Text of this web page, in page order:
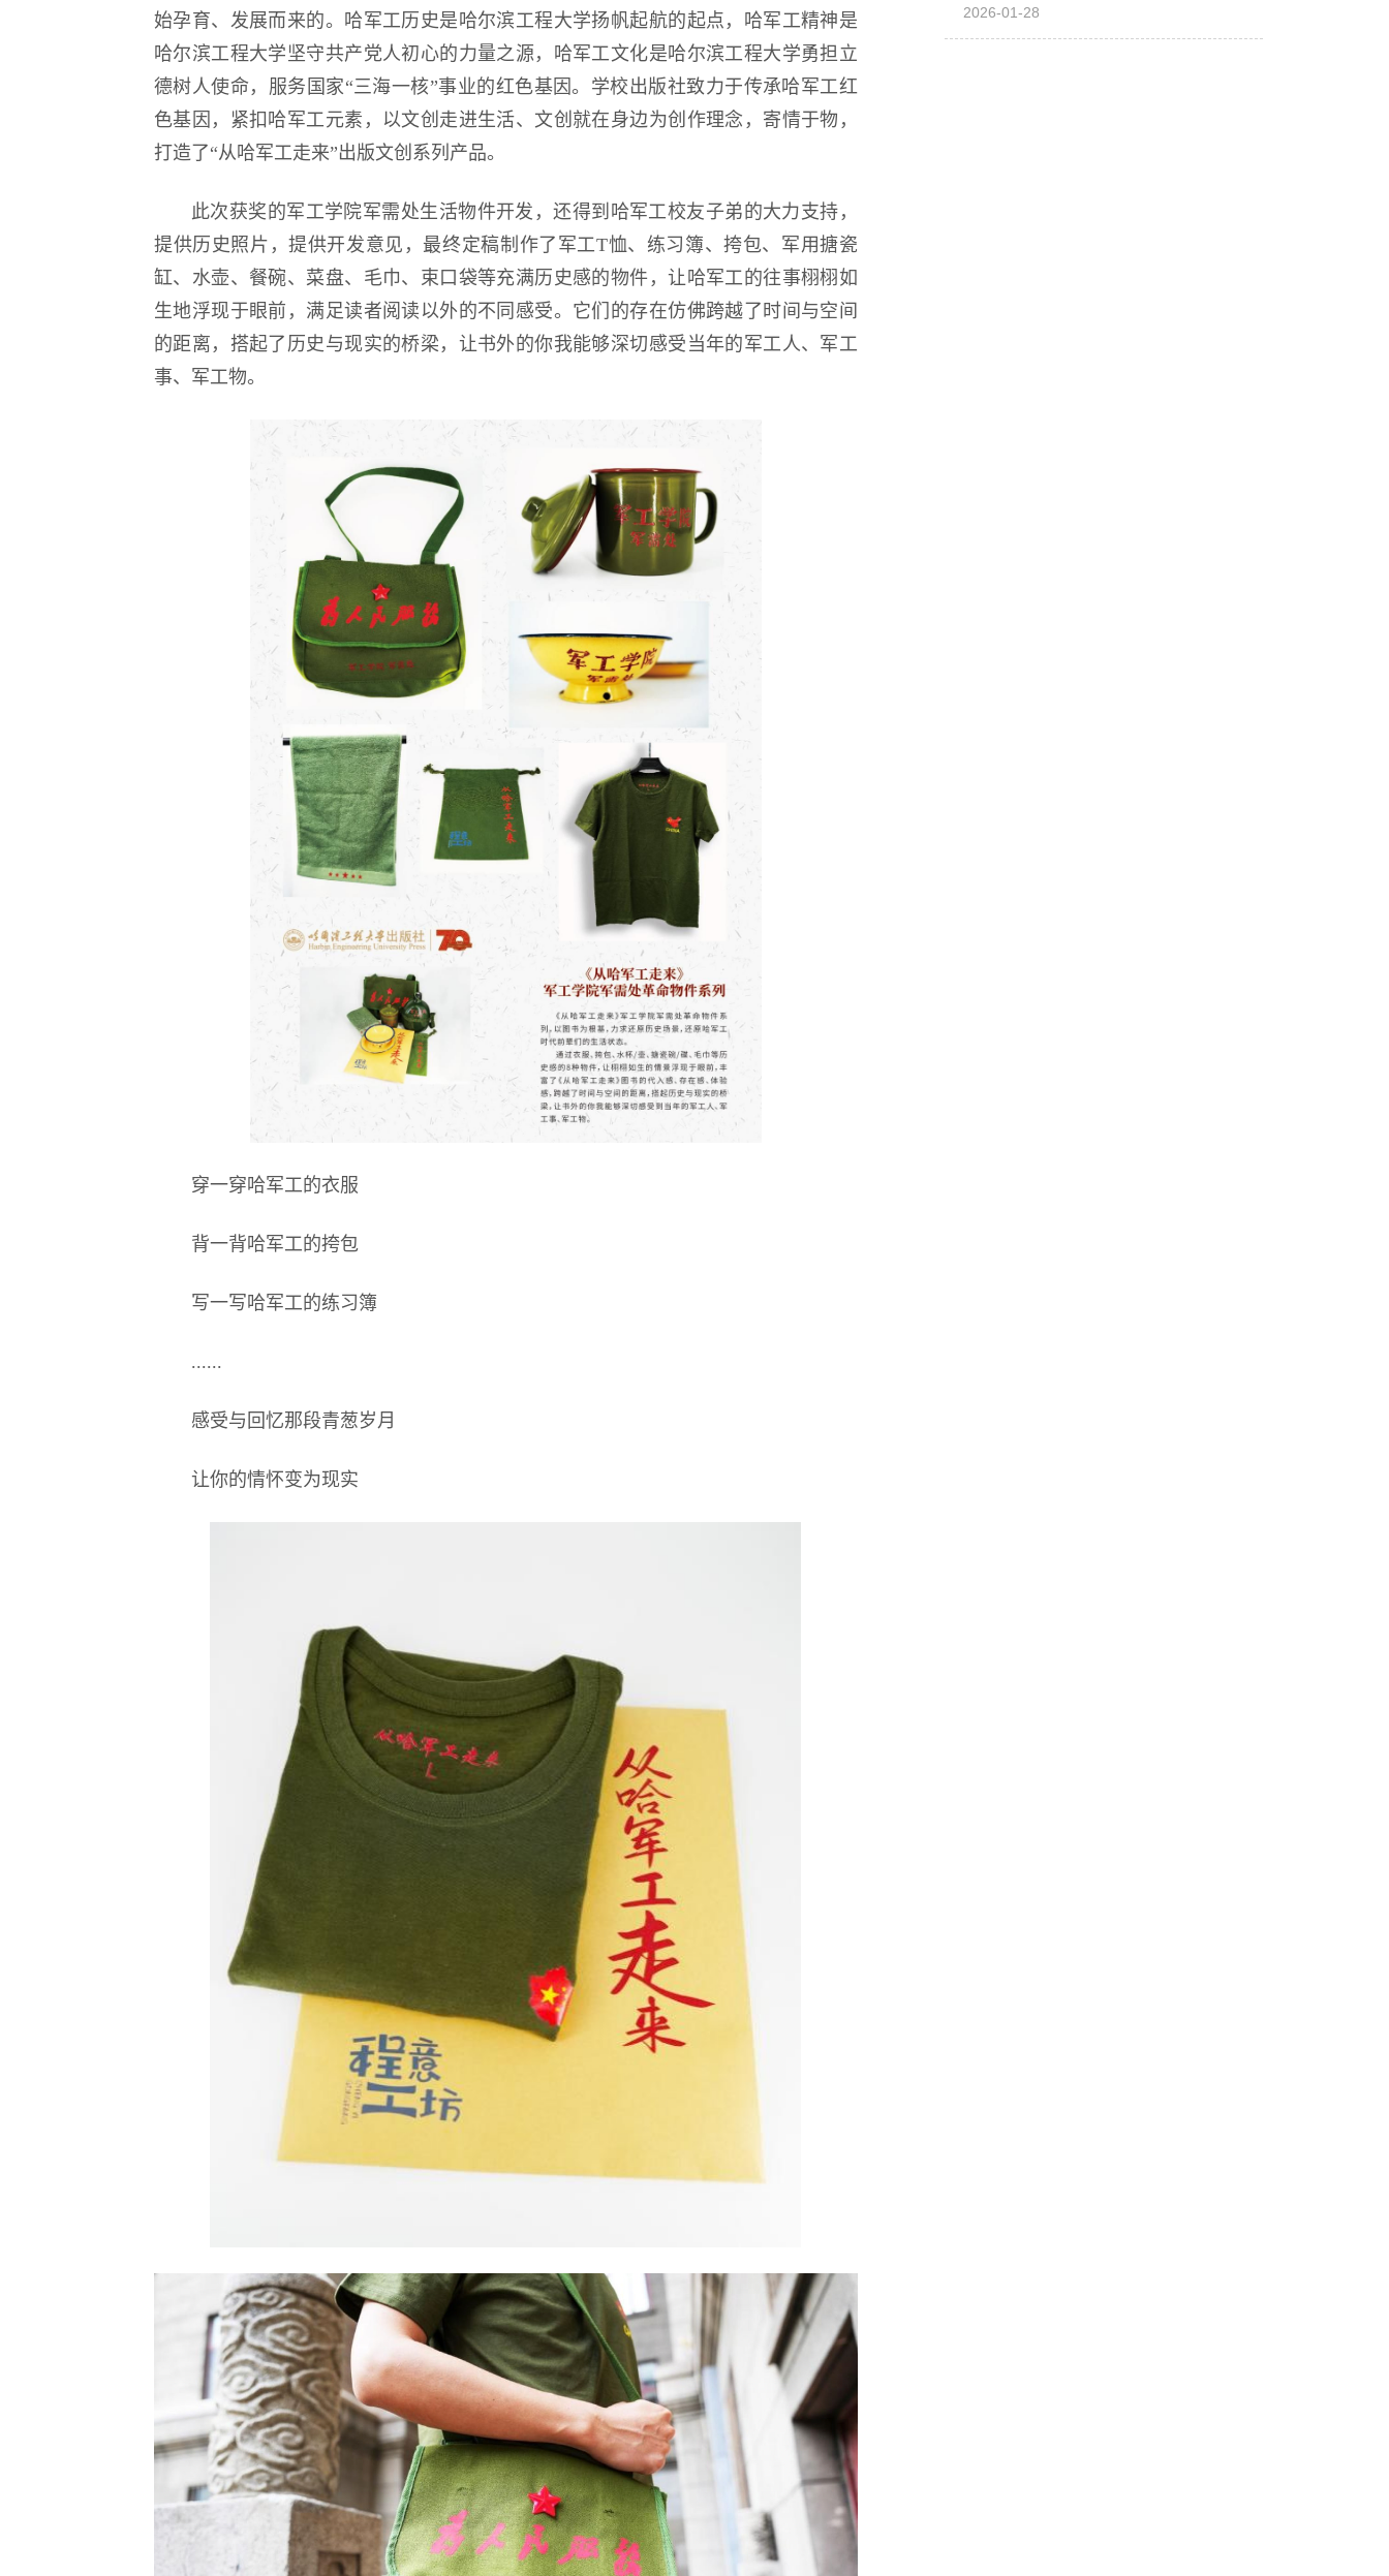
始孕育、发展而来的。哈军工历史是哈尔滨工程大学扬帆起航的起点，哈军工精神是
哈尔滨工程大学坚守共产党人初心的力量之源，哈军工文化是哈尔滨工程大学勇担立
德树人使命，服务国家“三海一核”事业的红色基因。学校出版社致力于传承哈军工红
色基因，紧扣哈军工元素，以文创走进生活、文创就在身边为创作理念，寄情于物，
打造了“从哈军工走来”出版文创系列产品。
此次获奖的军工学院军需处生活物件开发，还得到哈军工校友子弟的大力支持，
提供历史照片，提供开发意见，最终定稿制作了军工T恤、练习簿、挎包、军用搪瓷
缸、水壶、餐碗、菜盘、毛巾、束口袋等充满历史感的物件，让哈军工的往事栩栩如
生地浮现于眼前，满足读者阅读以外的不同感受。它们的存在仿佛跨越了时间与空间
的距离，搭起了历史与现实的桥梁，让书外的你我能够深切感受当年的军工人、军工
事、军工物。
穿一穿哈军工的衣服
背一背哈军工的挎包
写一写哈军工的练习簿
......
感受与回忆那段青葱岁月
让你的情怀变为现实
2026-01-28